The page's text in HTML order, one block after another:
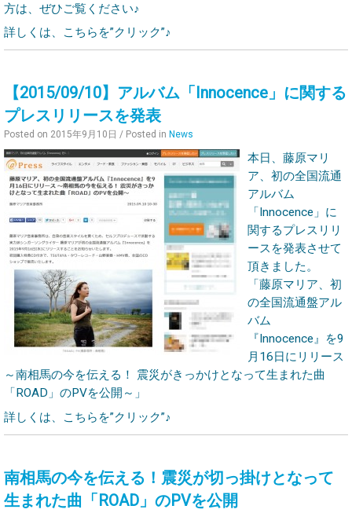
方は、ぜひご覧ください♪
詳しくは、こちらを”クリック”♪
【2015/09/10】アルバム「Innocence」に関する
プレスリリースを発表
Posted on 2015年9月10日 / Posted in News
本日、藤原マリ
ア、初の全国流通
アルバム
「Innocence」に
関するプレスリリ
ースを発表させて
頂きました。
「藤原マリア、初
の全国流通盤アル
バム
『Innocence』を9
月16日にリリース
～南相馬の今を伝える！ 震災がきっかけとなって生まれた曲
「ROAD」のPVを公開～」
詳しくは、こちらを”クリック”♪
南相馬の今を伝える！震災が切っ掛けとなって
生まれた曲「ROAD」のPVを公開